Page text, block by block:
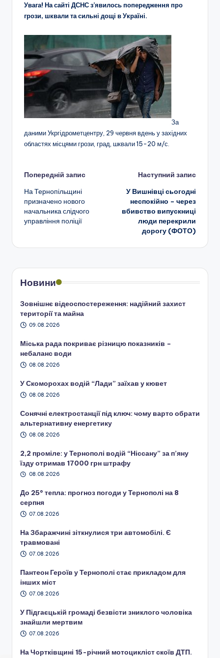
Увага! На сайті ДСНС з’явилось попередження про
грози, шквали та сильні дощі в Україні.
За
даними Укргідрометцентру, 29 червня вдень у західних
областях місцями грози, град, шквали 15-20 м/с.
Навігація
по
запису
Попередній запис
На Тернопільщині
призначено нового
начальника слідчого
управління поліції
Наступний запис
У Вишнівці сьогодні
неспокійно – через
вбивство випускниці
люди перекрили
дорогу (ФОТО)
Новини
Зовнішнє відеоспостереження: надійний захист
території та майна
09.08.2026
Міська рада покриває різницю показників –
небаланс води
08.08.2026
У Скоморохах водій “Лади” заїхав у кювет
08.08.2026
Сонячні електростанції під ключ: чому варто обрати
альтернативну енергетику
08.08.2026
2,2 проміле: у Тернополі водій “Ніссану” за п’яну
їзду отримав 17000 грн штрафу
08.08.2026
До 25° тепла: прогноз погоди у Тернополі на 8
серпня
07.08.2026
На Збаражчині зіткнулися три автомобілі. Є
травмовані
07.08.2026
Пантеон Героїв у Тернополі стає прикладом для
інших міст
07.08.2026
У Підгаєцькій громаді безвісти зниклого чоловіка
знайшли мертвим
07.08.2026
На Чортківщині 15-річний мотоцикліст скоїв ДТП.